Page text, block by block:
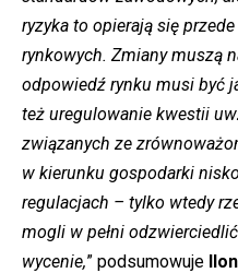
ryzyka to opierają się
rynkowych. Zmiany muszą
odpowiedź rynku musi być
też uregulowanie kwestii
związanych ze
w kierunku gospodarki
regulacjach – tylko wtedy
mogli w pełni
wycenie,” podsumowuje